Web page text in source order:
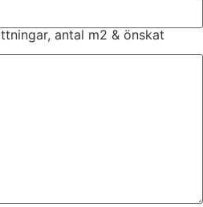
antal m2 & önskat